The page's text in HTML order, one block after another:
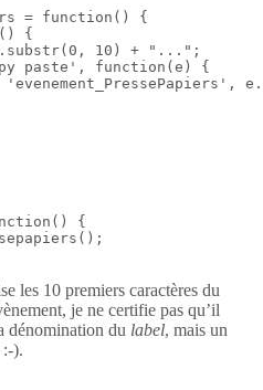
= function() {
{
10) + "...";
paste', function(e) {
'evenement_PressePapiers',
{
les 10 premiers caractères du
je ne certifie pas qu’il
dénomination du label, mais un
:-).